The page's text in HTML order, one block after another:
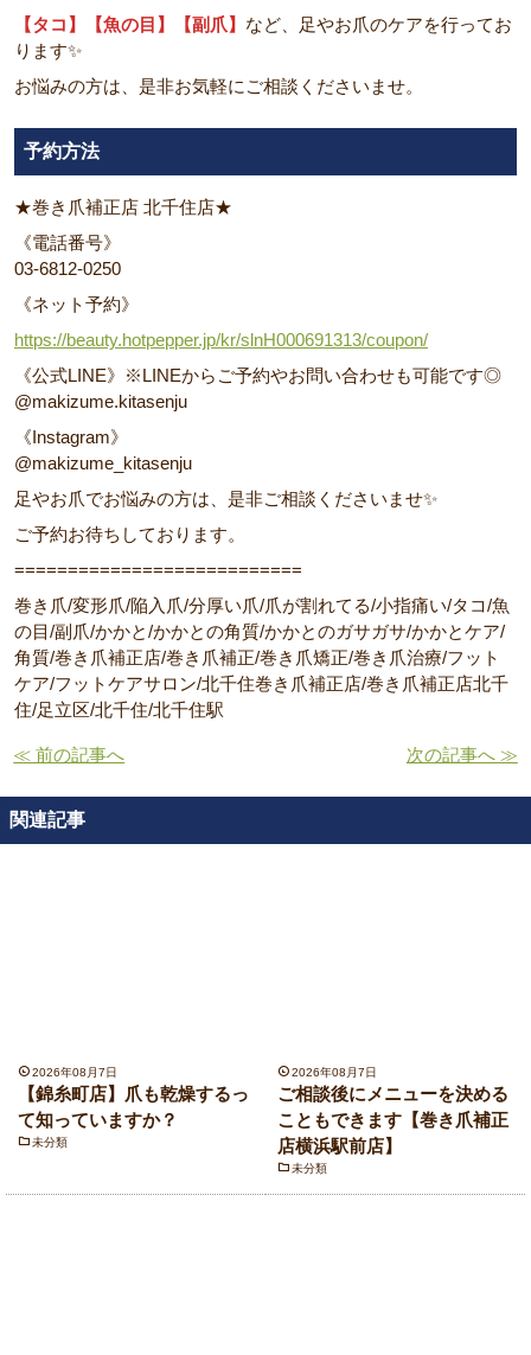
【タコ】【魚の目】【副爪】 など、足やお爪のケアを行ってお
ります✨
お悩みの方は、是非お気軽にご相談くださいませ。
予約方法
★巻き爪補正店 北千住店★
《電話番号》
03-6812-0250
《ネット予約》
https://beauty.hotpepper.jp/kr/slnH000691313/coupon/
《公式LINE》※LINEからご予約やお問い合わせも可能です◎
@makizume.kitasenju
《Instagram》
@makizume_kitasenju
足やお爪でお悩みの方は、是非ご相談くださいませ✨
ご予約お待ちしております。
===========================
巻き爪/変形爪/陥入爪/分厚い爪/爪が割れてる/小指痛い/タコ/魚
の目/副爪/かかと/かかとの角質/かかとのガサガサ/かかとケア/
角質/巻き爪補正店/巻き爪補正/巻き爪矯正/巻き爪治療/フット
ケア/フットケアサロン/北千住巻き爪補正店/巻き爪補正店北千
住/足立区/北千住/北千住駅
≪ 前の記事へ 次の記事へ ≫
関連記事
2026年08月7日
【錦糸町店】爪も乾燥するっ
て知っていますか？
未分類
2026年08月7日
ご相談後にメニューを決める
こともできます【巻き爪補正
店横浜駅前店】
未分類